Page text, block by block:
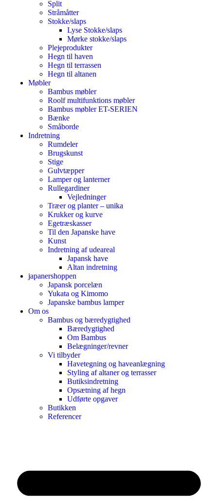
Split
Stråmåtter
Stokke/slaps
Lyse Stokke/slaps
Mørke stokke/slaps
Plejeprodukter
Hegn til haven
Hegn til terrassen
Hegn til altanen
Møbler
Bambus møbler
Roolf multifunktions møbler
Bambus møbler ET-SERIEN
Bænke
Småborde
Indretning
Rumdeler
Brugskunst
Stige
Gulvtæpper
Lamper og lanterner
Rullegardiner
Vejledninger
Træer og planter – unika
Krukker og kurve
Egetræskasser
Til den Japanske have
Kunst
Indretning af udeareal
Japansk have
Altan indretning
japanershoppen
Japansk porcelæn
Yukata og Kimomo
Japanske bambus lamper
Om os
Bambus og bæredygtighed
Bæredygtighed
Om Bambus
Belægninger/revner
Vi tilbyder
Havetegning og haveanlægning
Styling af altaner og terrasser
Butiksindretning
Opsætning af hegn
Udførte opgaver
Butikken
Referencer